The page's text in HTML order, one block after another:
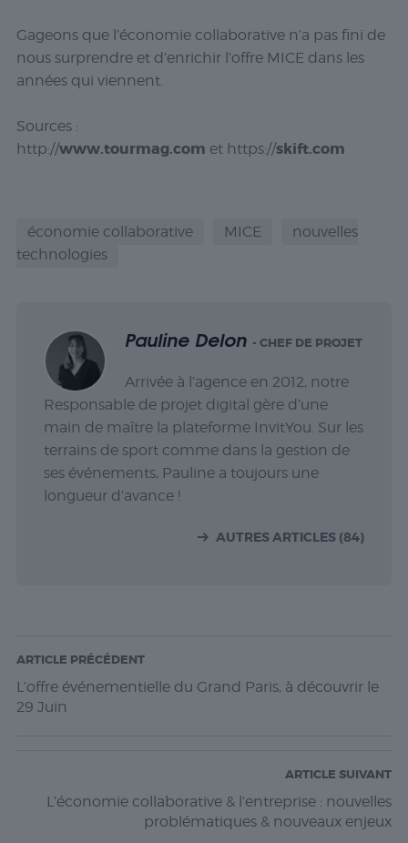
Gageons que l’économie collaborative n’a pas fini de
nous surprendre et d’enrichir l’offre MICE dans les
années qui viennent.
Sources :
http://www.tourmag.com et https://skift.com
économie collaborative MICE
nouvelles
technologies
Pauline Delon - CHEF DE PROJET
Arrivée à l’agence en 2012, notre
Responsable de projet digital gère d’une
main de maître la plateforme InvitYou. Sur les
terrains de sport comme dans la gestion de
ses événements, Pauline a toujours une
longueur d’avance !
AUTRES ARTICLES (84)
ARTICLE PRÉCÉDENT
L’offre événementielle du Grand Paris, à découvrir le
29 Juin
ARTICLE SUIVANT
L’économie collaborative & l’entreprise : nouvelles
problématiques & nouveaux enjeux